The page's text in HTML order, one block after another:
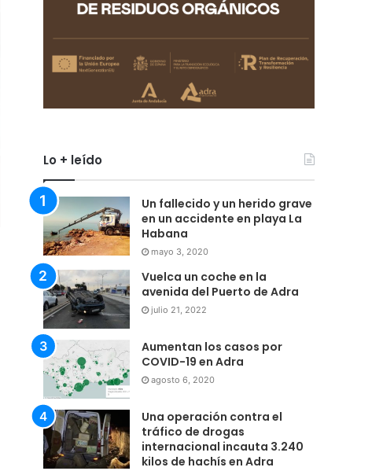
Lo + leído
Un fallecido y un herido grave
en un accidente en playa La
Habana
mayo 3, 2020
Vuelca un coche en la
avenida del Puerto de Adra
julio 21, 2022
Aumentan los casos por
COVID-19 en Adra
agosto 6, 2020
Una operación contra el
tráfico de drogas
internacional incauta 3.240
kilos de hachís en Adra